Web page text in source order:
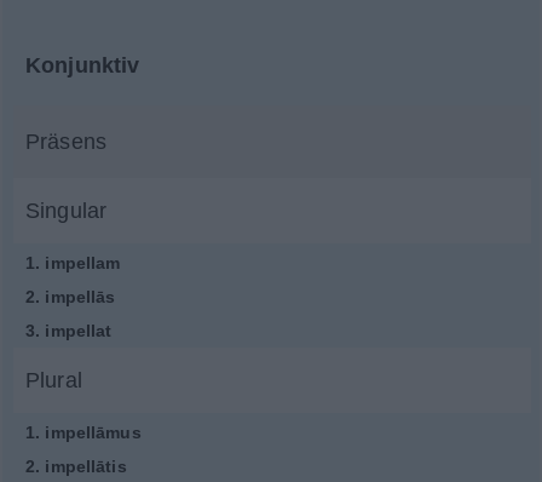
Konjunktiv
Präsens
Singular
1. impellam
2. impellās
3. impellat
Plural
1. impellāmus
2. impellātis